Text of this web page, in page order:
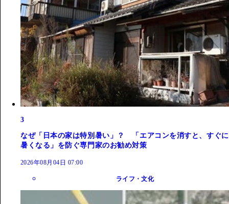
3
なぜ「日本の家は特別暑い」？ 「エアコンを消すと、すぐに
暑くなる」を防ぐ専門家のお勧め対策
2026年08月04日 07:00
ライフ・文化